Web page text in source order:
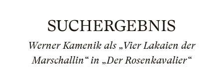
SUCHERGEBNIS
Werner Kamenik als „Vier Lakaien der
Marschallin“ in „Der Rosenkavalier“